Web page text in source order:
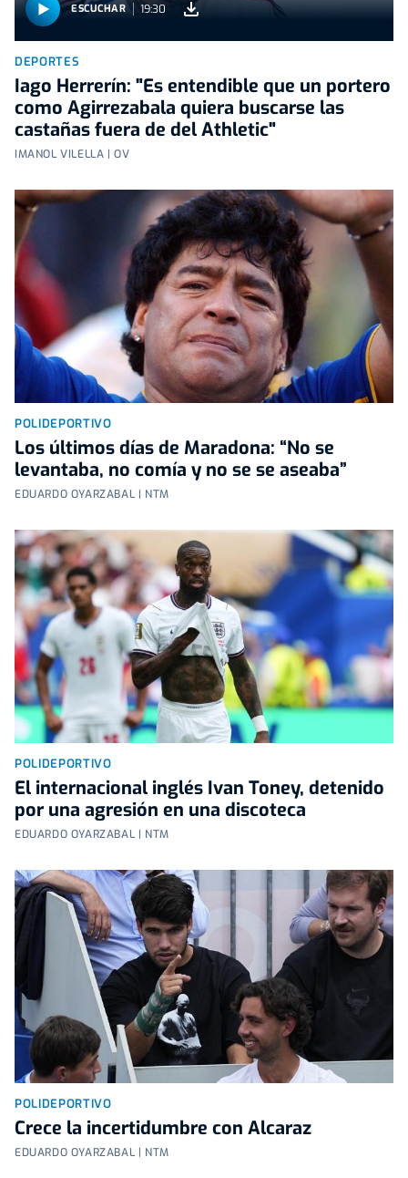
ESCUCHAR 19:30
DEPORTES
Iago Herrerín: "Es entendible que un portero
como Agirrezabala quiera buscarse las
castañas fuera de del Athletic"
IMANOL VILELLA | OV
POLIDEPORTIVO
Los últimos días de Maradona: “No se
levantaba, no comía y no se se aseaba”
EDUARDO OYARZABAL | NTM
POLIDEPORTIVO
El internacional inglés Ivan Toney, detenido
por una agresión en una discoteca
EDUARDO OYARZABAL | NTM
POLIDEPORTIVO
Crece la incertidumbre con Alcaraz
EDUARDO OYARZABAL | NTM